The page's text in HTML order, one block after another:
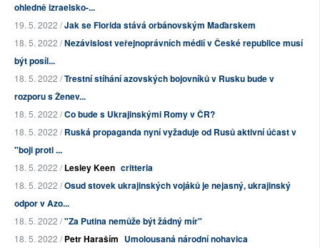
ohledně izraelsko-...
19. 5. 2022 /Jak se Florida stává orbánovským Maďarskem
18. 5. 2022 /Nezávislost veřejnoprávních médií v České republice musí
být posíl...
18. 5. 2022 /Trestní stíhání azovských bojovníků v Rusku bude v
rozporu s Ženev...
18. 5. 2022 /Co bude s Ukrajinskými Romy v ČR?
18. 5. 2022 /Ruská propaganda nyní vyžaduje od Rusů aktivní účast v
"boji proti ...
18. 5. 2022 /Lesley Keen critteria
18. 5. 2022 /Osud stovek ukrajinských vojáků je nejasný, ukrajinský
odpor v Azo...
18. 5. 2022 /"Za Putina nemůže být žádný mír"
18. 5. 2022 /Petr Haraším Umolousaná národní nohavica